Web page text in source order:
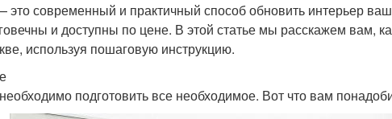
современный и практичный способ обновить интерьер
и доступны по цене. В этой статье мы расскажем вам,
используя пошаговую инструкцию.
подготовить все необходимое. Вот что вам